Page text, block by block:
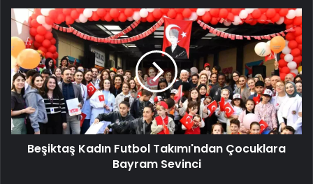
Beşiktaş
Kadın
Futbol
Takımı'ndan
Çocuklara
Bayram
Sevinci
Beşiktaş Kadın Futbol Takımı'ndan Çocuklara
Bayram Sevinci